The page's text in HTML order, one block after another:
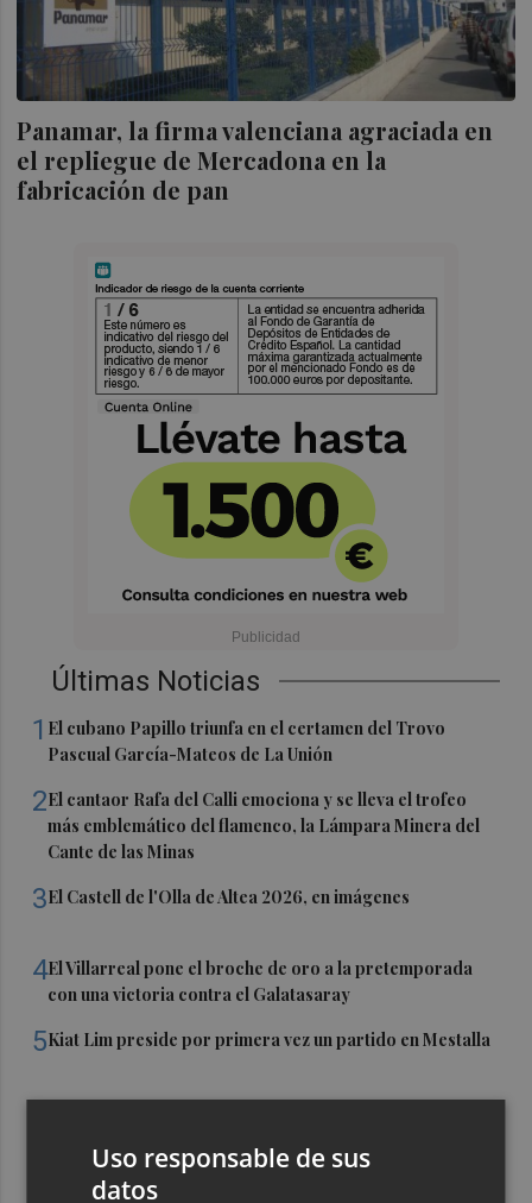
Panamar, la firma valenciana agraciada en
el repliegue de Mercadona en la
fabricación de pan
Últimas Noticias
1 El cubano Papillo triunfa en el certamen del Trovo
Pascual García-Mateos de La Unión
2El cantaor Rafa del Calli emociona y se lleva el trofeo
más emblemático del flamenco, la Lámpara Minera del
Cante de las Minas
3El Castell de l'Olla de Altea 2026, en imágenes
4El Villarreal pone el broche de oro a la pretemporada
con una victoria contra el Galatasaray
5Kiat Lim preside por primera vez un partido en Mestalla
Uso responsable de sus
datos